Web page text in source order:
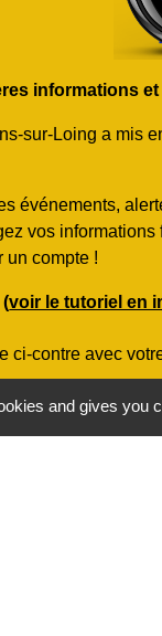
informations
sur-Loing a mis
événements,
vos
un compte !
(voir le tutoriel en
ci-contre avec
ou recherchez
and gives you